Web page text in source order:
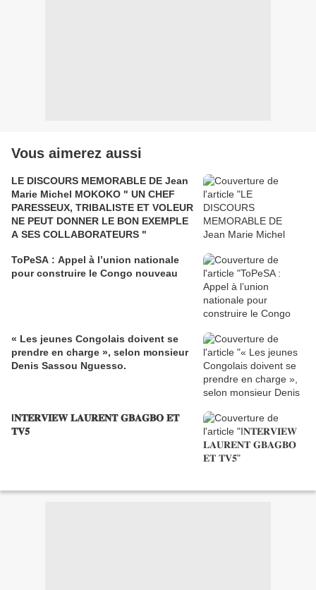
Vous aimerez aussi
LE DISCOURS MEMORABLE DE Jean
Marie Michel MOKOKO " UN CHEF
PARESSEUX, TRIBALISTE ET VOLEUR
NE PEUT DONNER LE BON EXEMPLE
A SES COLLABORATEURS "
ToPeSA : Appel à l’union nationale
pour construire le Congo nouveau
« Les jeunes Congolais doivent se
prendre en charge », selon monsieur
Denis Sassou Nguesso.
I𝐍𝐓𝐄𝐑𝐕𝐈𝐄𝐖 𝐋𝐀𝐔𝐑𝐄𝐍𝐓 𝐆𝐁𝐀𝐆𝐁𝐎 𝐄𝐓
𝐓𝐕𝟓